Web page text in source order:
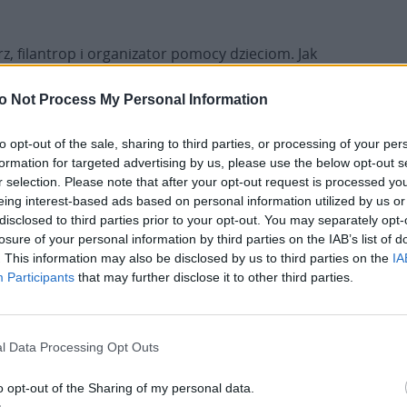
Not Process My Personal Information
opt-out of the sale, sharing to third parties, or processing of your
for targeted advertising by us, please use the below opt-out
selection. Please note that after your opt-out request is processed
interest-based ads based on personal information utilized by us
to third parties prior to your opt-out. You may separately
of your personal information by third parties on the IAB’s list of
This information may also be disclosed by us to third parties on the
Participants that may further disclose it to other third parties.
Data Processing Opt Outs
opt-out of the Sharing of my personal data.
filantrop i organizator pomocy dzieciom. Jak
oprócz reprezentowania Polski i grania w
Organizuje obozy sportowe, promuje wśród
ambitnych celów. Prowadzi treningi
rodzinom, pomaga chorym i
oczekiwaliśmy”.
i opiekun Zakładu Opiekuńczo-Leczniczego dla
szczególne podejście do najbardziej chorych
organizowanie dla nich lepszego,
chore i niepełnosprawne, często
Metody Ruchomych Kolorowych Nut, która
i gry na fortepianie jest w zasięgu
na wiek, rzekome predyspozycje czy inne